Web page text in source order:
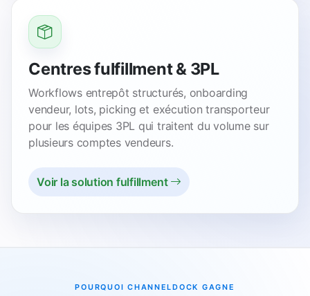
Centres fulfillment & 3PL
Workflows entrepôt structurés, onboarding
vendeur, lots, picking et exécution transporteur
pour les équipes 3PL qui traitent du volume sur
plusieurs comptes vendeurs.
Voir la solution fulfillment
POURQUOI CHANNELDOCK GAGNE